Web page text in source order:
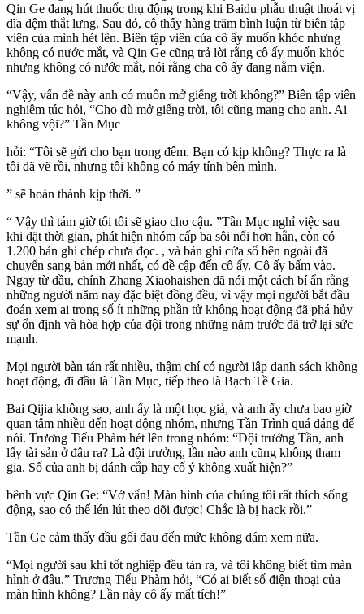
Qin Ge đang hút thuốc thụ động trong khi Baidu phẫu thuật thoát vị
đĩa đệm thắt lưng. Sau đó, cô thấy hàng trăm bình luận từ biên tập
viên của mình hét lên. Biên tập viên của cô ấy muốn khóc nhưng
không có nước mắt, và Qin Ge cũng trả lời rằng cô ấy muốn khóc
nhưng không có nước mắt, nói rằng cha cô ấy đang nằm viện.
“Vậy, vấn đề này anh có muốn mở giếng trời không?” Biên tập viên
nghiêm túc hỏi, “Cho dù mở giếng trời, tôi cũng mang cho anh. Ai
không vội?” Tần Mục
hỏi: “Tôi sẽ gửi cho bạn trong đêm. Bạn có kịp không? Thực ra là
tôi đã vẽ rồi, nhưng tôi không có máy tính bên mình.
” sẽ hoàn thành kịp thời. ”
“ Vậy thì tám giờ tối tôi sẽ giao cho cậu. ”Tần Mục nghỉ việc sau
khi đặt thời gian, phát hiện nhóm cấp ba sôi nổi hơn hẳn, còn có
1.200 bản ghi chép chưa đọc. , và bản ghi cửa sổ bên ngoài đã
chuyển sang bản mới nhất, có đề cập đến cô ấy. Cô ấy bấm vào.
Ngay từ đầu, chính Zhang Xiaohaishen đã nói một cách bí ẩn rằng
những người năm nay đặc biệt đồng đều, vì vậy mọi người bắt đầu
đoán xem ai trong số ít những phần tử không hoạt động đã phá hủy
sự ổn định và hòa hợp của đội trong những năm trước đã trở lại sức
mạnh.
Mọi người bàn tán rất nhiều, thậm chí có người lập danh sách không
hoạt động, đi đầu là Tần Mục, tiếp theo là Bạch Tề Gia.
Bai Qijia không sao, anh ấy là một học giả, và anh ấy chưa bao giờ
quan tâm nhiều đến hoạt động nhóm, nhưng Tần Trình quá đáng để
nói. Trương Tiểu Phàm hét lên trong nhóm: “Đội trưởng Tần, anh
lấy tài sản ở đâu ra? Là đội trưởng, lần nào anh cũng không tham
gia. Số của anh bị đánh cắp hay cố ý không xuất hiện?”
bênh vực Qin Ge: “Vớ vẩn! Màn hình của chúng tôi rất thích sống
động, sao có thể lén lút theo dõi được! Chắc là bị hack rồi.”
Tần Ge cảm thấy đầu gối đau đến mức không dám xem nữa.
“Mọi người sau khi tốt nghiệp đều tản ra, và tôi không biết tìm màn
hình ở đâu.” Trương Tiểu Phàm hỏi, “Có ai biết số điện thoại của
màn hình không? Lần này cô ấy mất tích!”